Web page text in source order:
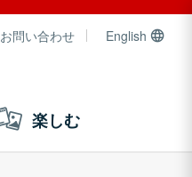
問い合わせ English
楽しむ